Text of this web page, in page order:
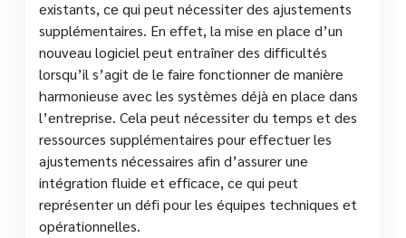
existants, ce qui peut nécessiter des ajustements
supplémentaires. En effet, la mise en place d’un
nouveau logiciel peut entraîner des difficultés
lorsqu’il s’agit de le faire fonctionner de manière
harmonieuse avec les systèmes déjà en place dans
l’entreprise. Cela peut nécessiter du temps et des
ressources supplémentaires pour effectuer les
ajustements nécessaires afin d’assurer une
intégration fluide et efficace, ce qui peut
représenter un défi pour les équipes techniques et
opérationnelles.